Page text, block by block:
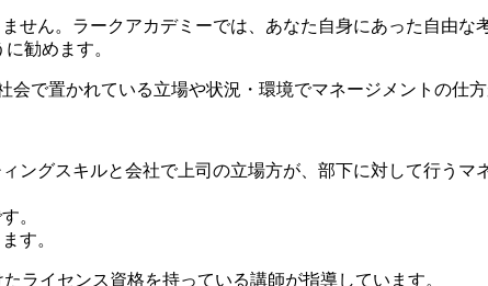
せん。ラークアカデミーでは、あなた自身にあった自由な
勧めます。
で置かれている立場や状況・環境でマネージメントの仕方
グスキルと会社で上司の立場方が、部下に対して行うマ
。
す。
ライセンス資格を持っている講師が指導しています。